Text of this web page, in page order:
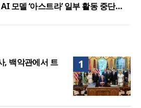
모델 ‘아스트라’ 일부 활동 중단…
자산”
대 도서관에 퀴어서적 ‘별도 부스’ 마
탈북민 입국 63명… 전년 동기 대비
1
, 백악관에서 트